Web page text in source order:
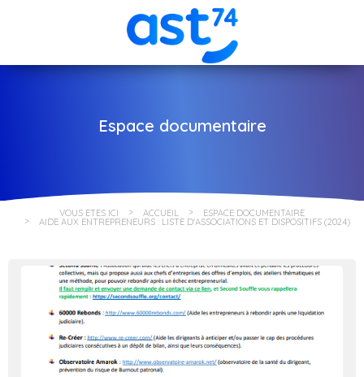
Espace documentaire
VOUS ÊTES ICI ACCUEIL ESPACE DOCUMENTAIRE
AIDE AUX ENTREPRENEURS : LISTE D'ASSOCIATIONS ET DISPOSITIFS (2024)